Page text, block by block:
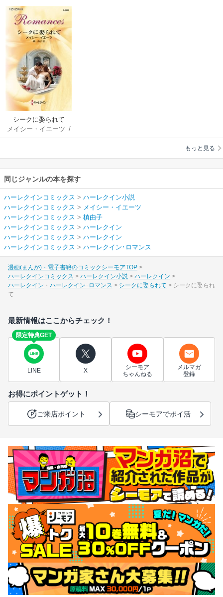
シークに娶られて
メイシー・イエーツ /
槙由子
もっと見る
同じジャンルの本を探す
ハーレクインコミックス > ハーレクイン小説
ハーレクインコミックス > メイシー・イエーツ
ハーレクインコミックス > 槙由子
ハーレクインコミックス > ハーレクイン
ハーレクインコミックス > ハーレクイン
ハーレクインコミックス > ハーレクイン･ロマンス
漫画(まんが)・電子書籍のコミックシーモアTOP
ハーレクインコミックス
ハーレクイン小説
ハーレクイン
ハーレクイン
ハーレクイン･ロマンス シークに娶られて
シークに娶られ
て
最新情報はここからチェック！
限定特典GET
LINE X
シーモア
ちゃんねる
メルマガ
登録
お得にポイントゲット！
ご来店ポイント シーモアでポイ活